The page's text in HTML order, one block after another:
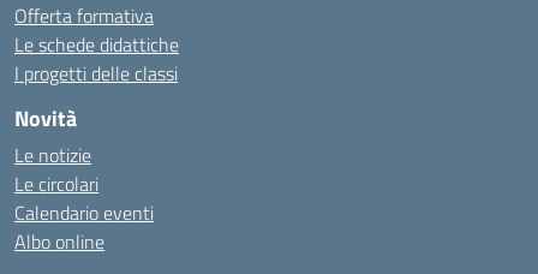
Offerta formativa
Le schede didattiche
I progetti delle classi
Novità
Le notizie
Le circolari
Calendario eventi
Albo online